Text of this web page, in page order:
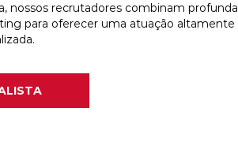
nossos recrutadores combinam profunda
para oferecer uma atuação altamente